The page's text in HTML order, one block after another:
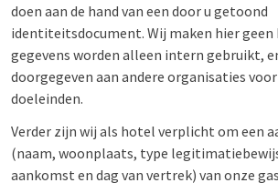
doen aan de hand van een door u getoond
identiteitsdocument. Wij maken hier geen
gegevens worden alleen intern gebruikt,
doorgegeven aan andere organisaties
doeleinden.
Verder zijn wij als hotel verplicht om een
(naam, woonplaats, type
aankomst en dag van vertrek) van onze